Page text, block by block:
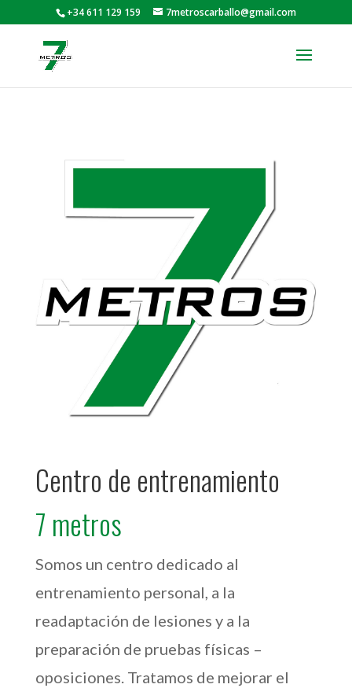
+34 611 129 159 7metroscarballo@gmail.com
Centro de entrenamiento
7 metros
Somos un centro dedicado al
entrenamiento personal, a la
readaptación de lesiones y a la
preparación de pruebas físicas –
oposiciones. Tratamos de mejorar el